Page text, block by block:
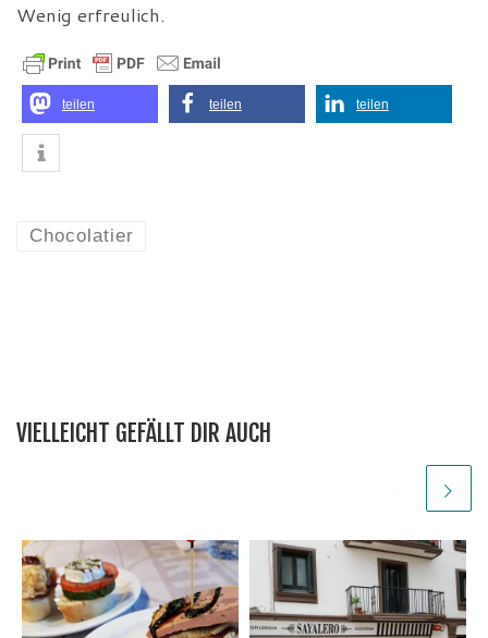
Wenig erfreulich.
teilen teilen teilen
Chocolatier
VIELLEICHT GEFÄLLT DIR AUCH